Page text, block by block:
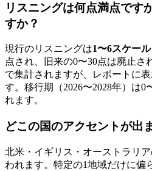
リスニングは何点満点です
すか？
現行のリスニングは1〜6スケール
点され、旧来の0〜30点は廃止さ
で集計されますが、レポートに
す。移行期（2026〜2028年）は0
れます。
どこの国のアクセントが出
北米・イギリス・オーストラリ
われます。特定の1地域だけに偏